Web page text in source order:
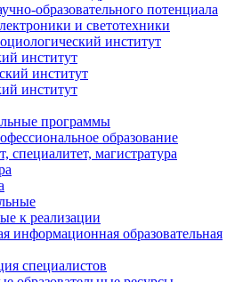
образовательного потенциала
и светотехники
институт
институт
институт
институт
программы
образование
специалитет, магистратура
к реализации
информационная образовательная
специалистов